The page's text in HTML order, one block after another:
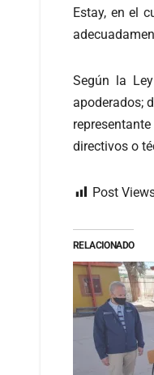
Estay, en el
Según la
apoderados;
directivos o
Post
RELACIONADO